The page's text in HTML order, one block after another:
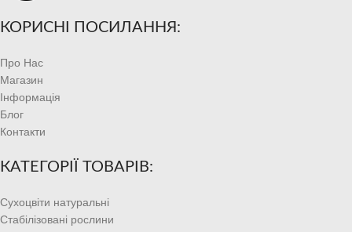
КОРИСНІ ПОСИЛАННЯ:
Про Нас
Магазин
Інформація
Блог
Контакти
КАТЕГОРІЇ ТОВАРІВ:
Сухоцвіти натуральні
Стабілізовані рослини